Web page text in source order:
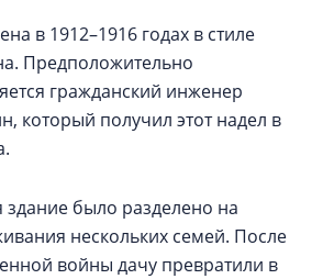
в 1912–1916 годах в стиле
Предположительно
гражданский инженер
который получил этот надел в
здание было разделено на
нескольких семей. После
войны дачу превратили в